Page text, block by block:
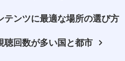
テンツに最適な場所の選び方
聴回数が多い国と都市